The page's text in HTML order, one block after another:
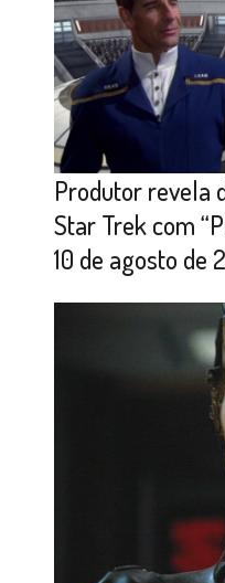
Produtor revela
Star Trek com
10 de agosto de